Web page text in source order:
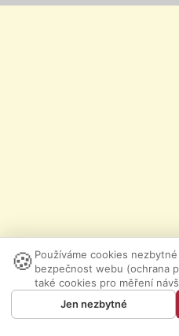
🍪 Používáme cookies
bezpečnost webu (ochrana
také cookies pro měření
Jen nezbytné